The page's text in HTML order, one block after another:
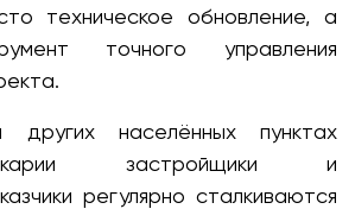
техническое обновление, а
точного управления
населённых пунктах
застройщики и
регулярно сталкиваются